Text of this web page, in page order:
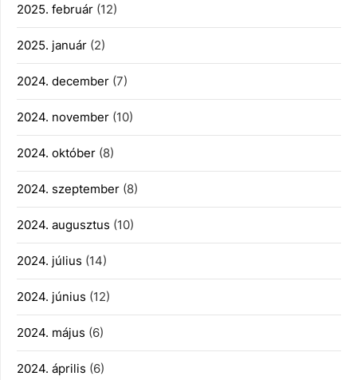
2025. február (12)
2025. január (2)
2024. december (7)
2024. november (10)
2024. október (8)
2024. szeptember (8)
2024. augusztus (10)
2024. július (14)
2024. június (12)
2024. május (6)
2024. április (6)